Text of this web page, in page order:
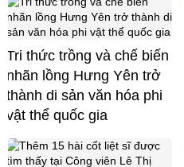
Tri thức trồng và chế biến
nhãn lồng Hưng Yên trở
thành di sản văn hóa phi
vật thể quốc gia